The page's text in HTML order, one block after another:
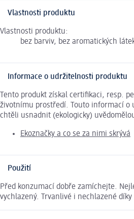
Vlastnosti produktu
Vlastnosti produktu:
bez barviv, bez aromatických
Informace o udržitelnosti produktu
Tento produkt získal certifikaci, resp.
životnímu prostředí. Touto informací o
chtěli usnadnit (ekologicky)
Ekoznačky a co se za nimi skrývá
Použití
Před konzumací dobře zamíchejte.
vychlazený. Trvanlivé i nechlazené